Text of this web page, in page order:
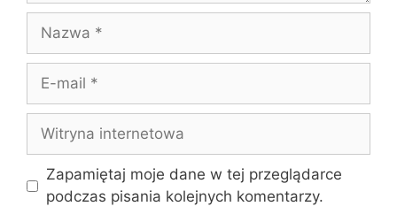
Nazwa
Witryna
internetowa
Zapamiętaj moje dane w tej przeglądarce
podczas pisania kolejnych komentarzy.